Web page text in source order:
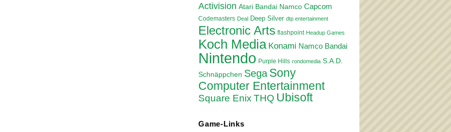
Activision Atari Bandai Namco Capcom
Codemasters Deal Deep Silver dtp entertainment
Electronic Arts flashpoint Headup Games
Koch Media Konami Namco Bandai
Nintendo Purple Hills rondomedia S.A.D.
Schnäppchen Sega Sony
Computer Entertainment
Square Enix THQ Ubisoft
Game-Links